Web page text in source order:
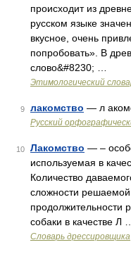
происходит из
русском языке
вкусное, очень
попробовать». В
слово&#8230; …
Этимологический
9 лакомство — л
Русский
10 Лакомство — –
используемая в
Количество
сложности
продолжительности
собаки в качестве Л …
Словарь дрессировщика